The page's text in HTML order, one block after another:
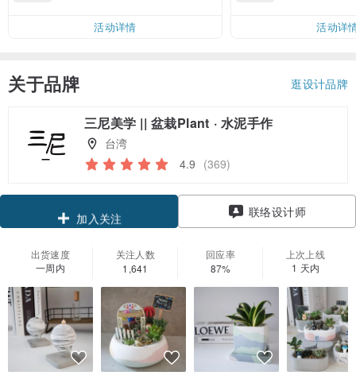
活动详情
活动详
关于品牌 逛设计品牌
三尼美学 || 盆栽Plant · 水泥手作
台湾
4.9 (369)
加入关注 联络设计师
出货速度
一周内
关注人数
1,641
回应率
87%
上次上线
1 天内